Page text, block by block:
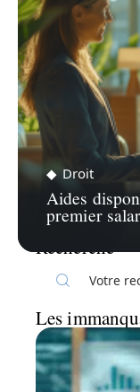
Droit
Aides
premier
Recherche
Les